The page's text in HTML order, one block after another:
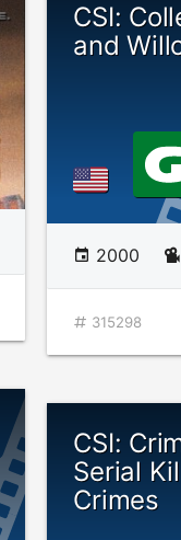
CSI:
and
2000
315298
CSI:
Serial
Crimes